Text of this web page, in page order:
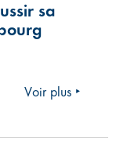
sa
Voir plus ‣